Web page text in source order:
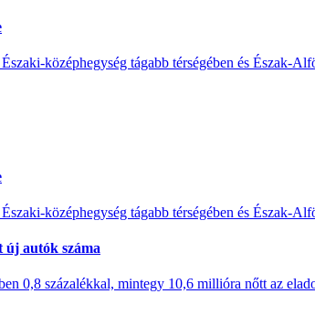
középhegység tágabb térségében és Észak-
középhegység tágabb térségében és Észak-
új autók száma
0,8 százalékkal, mintegy 10,6 millióra nőtt az